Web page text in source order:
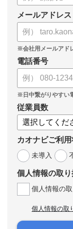
メールアドレス
電話番号
従業員数
カオナビご利
未導入
個人情報の取
個人情報の
個人情報の取